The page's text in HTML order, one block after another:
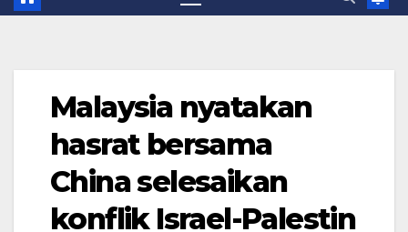
Malaysia nyatakan
hasrat bersama
China selesaikan
konflik Israel-Palestin